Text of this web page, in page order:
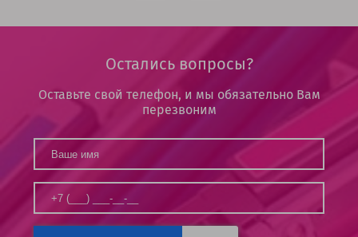
Остались вопросы?
Оставьте свой телефон, и мы обязательно Вам
перезвоним